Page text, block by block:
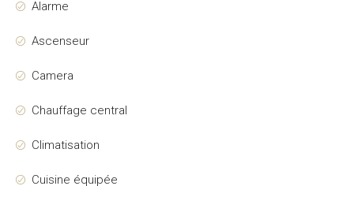
Alarme
Ascenseur
Camera
Chauffage central
Climatisation
Cuisine équipée